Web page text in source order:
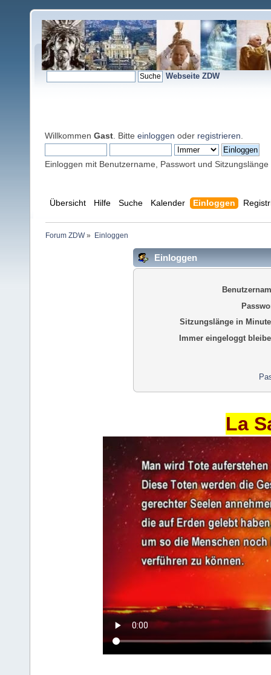
Webseite ZDW
Willkommen Gast . Bitte einloggen oder registrieren
Einloggen mit Benutzername, Passwort und Sitzungslänge
Übersicht Hilfe Suche Kalender Einloggen
Forum ZDW» Einloggen
Einloggen
Sitzungslänge in
Immer eingeloggt
La